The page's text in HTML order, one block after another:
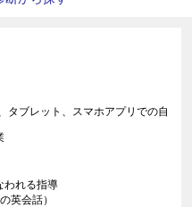
タブレット、スマホアプリでの自
われる指導
英会話）